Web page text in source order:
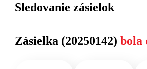
Sledovanie zásielok
Zásielka (20250142) bola